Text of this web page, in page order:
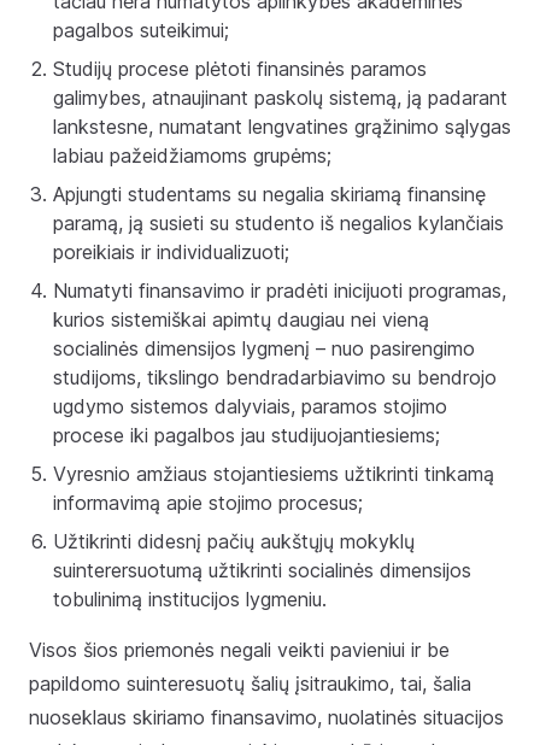
pagalbos suteikimui;
Studijų procese plėtoti finansinės paramos
galimybes, atnaujinant paskolų sistemą, ją padarant
lankstesne, numatant lengvatines grąžinimo sąlygas
labiau pažeidžiamoms grupėms;
Apjungti studentams su negalia skiriamą finansinę
paramą, ją susieti su studento iš negalios kylančiais
poreikiais ir individualizuoti;
Numatyti finansavimo ir pradėti inicijuoti programas,
kurios sistemiškai apimtų daugiau nei vieną
socialinės dimensijos lygmenį – nuo pasirengimo
studijoms, tikslingo bendradarbiavimo su bendrojo
ugdymo sistemos dalyviais, paramos stojimo
procese iki pagalbos jau studijuojantiesiems;
Vyresnio amžiaus stojantiesiems užtikrinti tinkamą
informavimą apie stojimo procesus;
Užtikrinti didesnį pačių aukštųjų mokyklų
suinterersuotumą užtikrinti socialinės dimensijos
tobulinimą institucijos lygmeniu.
Visos šios priemonės negali veikti pavieniui ir be
papildomo suinteresuotų šalių įsitraukimo, tai, šalia
nuoseklaus skiriamo finansavimo, nuolatinės situacijos